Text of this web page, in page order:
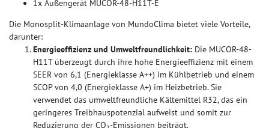
1x Außengerät MUCOR-48-H11T-E
Die Monosplit-Klimaanlage von MundoClima bietet viele Vorteile,
darunter:
Energieeffizienz und Umweltfreundlichkeit: Die MUCOR-48-
H11T überzeugt durch ihre hohe Energieeffizienz mit einem
SEER von 6,1 (Energieklasse A++) im Kühlbetrieb und einem
SCOP von 4,0 (Energieklasse A+) im Heizbetrieb. Sie
verwendet das umweltfreundliche Kältemittel R32, das ein
geringeres Treibhauspotenzial aufweist und somit zur
Reduzierung der CO₂-Emissionen beiträgt.